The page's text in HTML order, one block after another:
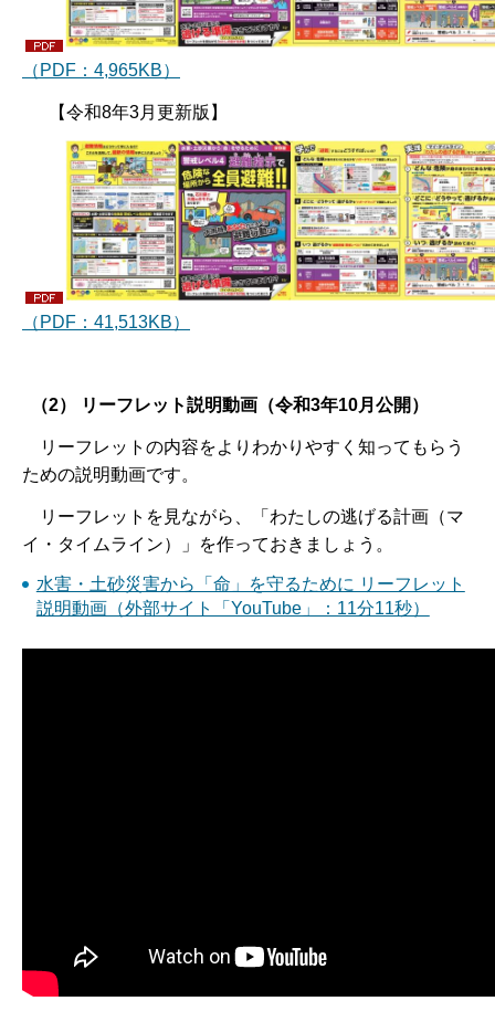
（PDF：4,965KB）
【令和8年3月更新版】
（PDF：41,513KB）
（2） リーフレット説明動画（令和3年10月公開）
リーフレットの内容をよりわかりやすく知ってもらう
ための説明動画です。
リーフレットを見ながら、「わたしの逃げる計画（マ
イ・タイムライン）」を作っておきましょう。
水害・土砂災害から「命」を守るために リーフレット
説明動画（外部サイト「YouTube」：11分11秒）